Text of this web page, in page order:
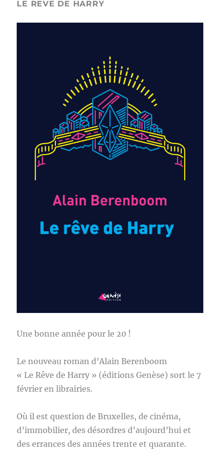
LE REVE DE HARRY
Une bonne année pour le 20 !
Le nouveau roman d’Alain Berenboom
« Le Rêve de Harry » (éditions Genèse) sort le 7
février en librairies.
Où il est question de Bruxelles, de cinéma,
d’immobilier, des désordres d’aujourd’hui et
des errances des années trente et quarante.